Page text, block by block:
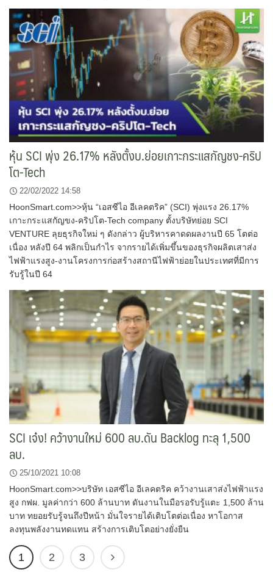
หุ้น SCI พุ่ง 26.17% หลังตั้งบ.ย่อยเกาะกระแสกัญชง-คริป
โต-Tech
22/02/2022 14:58
HoonSmart.com>>หุ้น “เอสซีไอ อีเลคตริค” (SCI) พุ่งแรง 26.17%
เกาะกระแสกัญขง-คริปโต-Tech company ตั้งบริษัทย่อย SCI
VENTURE ลุยธุรกิจใหม่ ๆ ดังกล่าว ผู้บริหารคาดดผลงานปี 65 โตต่อ
เนื่อง หลังปี 64 พลิกเป็นกำไร จากรายได้เพิ่มขึ้นของธุรกิจผลิตเสาส่ง
ไฟฟ้าแรงสูง-งานโครงการก่อสร้างสถานีไฟฟ้าย่อยในประเทศที่มีการ
รับรู้ในปี 64
SCI เจ๋ง! คว้างานใหม่ 600 ลบ.ดัน Backlog ทะลุ 1,500
ลบ.
25/10/2021 10:08
HoonSmart.com>>บริษัท เอสซีไอ อีเลคตริค คว้างานเสาส่งไฟฟ้าแรง
สูง กฟผ. มูลค่ากว่า 600 ล้านบาท ดันงานในมือรอรับรู้แตะ 1,500 ล้าน
บาท ทยอยรับรู้จนถึงปีหน้า มั่นใจรายได้เติบโตต่อเนื่อง หาโอกาส
ลงทุนพลังงานทดแทน สร้างการเติบโตอย่างยั่งยืน
1 2 3